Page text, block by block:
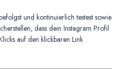
und kontinuierlich testest sowie
dass dein Instagram Profil
auf den klickbaren Link